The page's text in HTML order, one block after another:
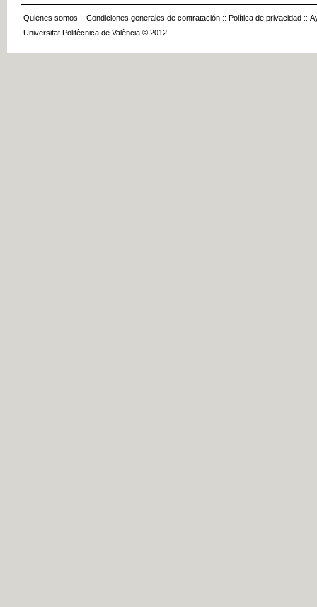
Quienes somos :: Condiciones generales de contratación :: Política de privacidad ::
Universitat Politècnica de València © 2012